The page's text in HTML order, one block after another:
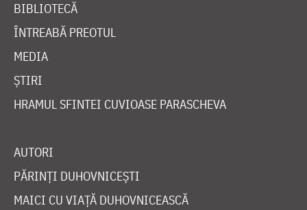
BIBLIOTECĂ
ÎNTREABĂ PREOTUL
MEDIA
ȘTIRI
HRAMUL SFINTEI CUVIOASE PARASCHEVA
AUTORI
PĂRINȚI DUHOVNICEȘTI
MAICI CU VIAȚĂ DUHOVNICEASCĂ